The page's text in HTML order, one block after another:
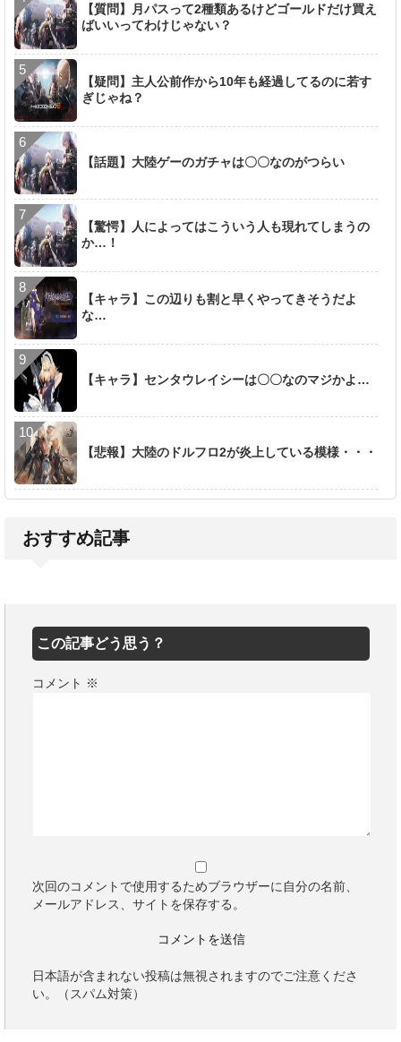
【質問】月パスって2種類あるけどゴールドだけ買え
ばいいってわけじゃない？
【疑問】主人公前作から10年も経過してるのに若す
ぎじゃね？
【話題】大陸ゲーのガチャは〇〇なのがつらい
【驚愕】人によってはこういう人も現れてしまうの
か…！
【キャラ】この辺りも割と早くやってきそうだよ
な…
【キャラ】センタウレイシーは〇〇なのマジかよ…
【悲報】大陸のドルフロ2が炎上している模様・・・
おすすめ記事
この記事どう思う？
コメント ※
次回のコメントで使用するためブラウザーに自分の名前、
メールアドレス、サイトを保存する。
日本語が含まれない投稿は無視されますのでご注意くださ
い。（スパム対策）